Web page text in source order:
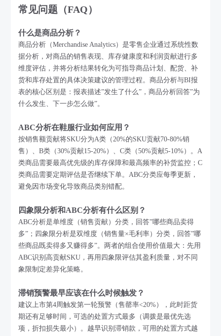
常见问题（FAQ）
什么是商品分析？
商品分析（Merchandise Analytics）是零售企业通过系统性数
据分析，对商品的销售表现、库存健康度和利润贡献进行多
维度评估，并将分析结果转化为可指导商品计划、配货、补
货和库存处置的具体决策建议的管理过程。商品分析与BI报
表的核心区别是：报表描述”发生了什么”，商品分析回答”为
什么发生、下一步怎么做”。
ABC分析在鞋服行业如何应用？
按销售额贡献将SKU分为A类（20%的SKU贡献70-80%销
售）、B类（30%贡献15-20%）、C类（50%贡献5-10%）。A
类商品需要最高优先级的库存保障和最高频率的补货监控；C
类商品需要定期评估是否继续下单。ABC分类应每季更新，
避免因市场变化导致商品类别错配。
四象限分析和ABC分析有什么区别？
ABC分析是单维度（销售贡献）分类，回答”哪些商品卖得
多”；四象限分析是双维度（销售量×毛利率）分类，回答”哪
些商品既卖得多又赚得多”。两者的组合使用价值最大：先用
ABC识别高贡献SKU，再用四象限评估其盈利质量，对不同
象限制定差异化策略。
滞销预警最早应该在什么时候触发？
建议上市第4周触发第一轮预警（售罄率<20%），此时距货
期还有足够时间，可选的处置方式最多（调拨是最优先选
项，折扣损失最小）。越早识别滞销款，可用的处置方式越